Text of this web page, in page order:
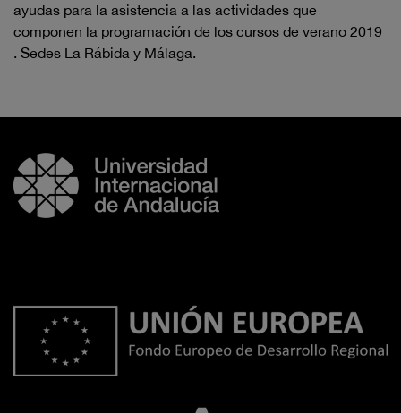
ayudas para la asistencia a las actividades que
componen la programación de los cursos de verano 2019
. Sedes La Rábida y Málaga.